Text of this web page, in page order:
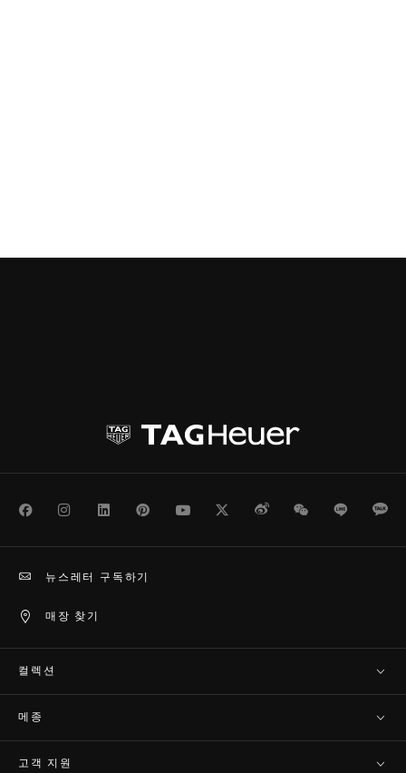
FacebookInstagram
LinkedInPinterestYoutubeTwitterWeiboWeChatLine
매장 찾기
뉴스레터 구독하기
컬렉션
메종
고객 지원​